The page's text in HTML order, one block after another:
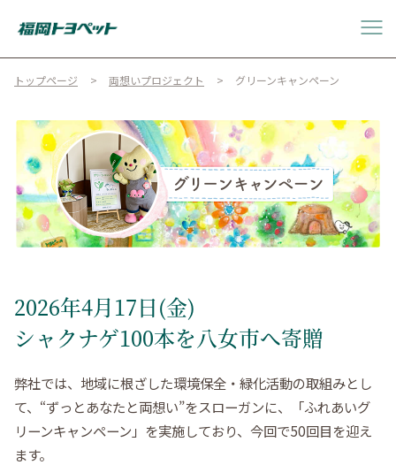
トップページ 両想いプロジェクト グリーンキャンペーン
2026年4月17日(金)
シャクナゲ100本を八女市へ寄贈
弊社では、地域に根ざした環境保全・緑化活動の取組みとし
て、“ずっとあなたと両想い”をスローガンに、「ふれあいグ
リーンキャンペーン」を実施しており、今回で50回目を迎え
ます。